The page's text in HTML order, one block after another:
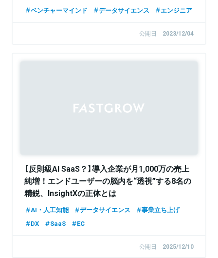
ベンチャーマインド データサイエンス エンジニア
公開日 2023/12/04
【反則級AI SaaS？】導入企業が月1,000万の売上
純増！エンドユーザーの脳内を“透視”する8名の
精鋭、InsightXの正体とは
AI・人工知能 データサイエンス
事業立ち上げ
DX
SaaS EC
公開日 2025/12/10